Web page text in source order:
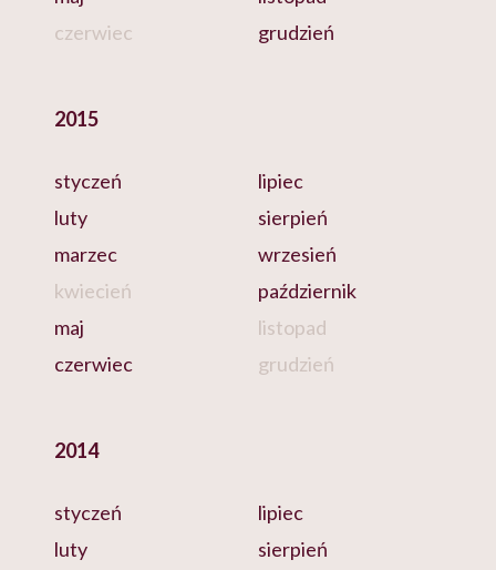
czerwiec
grudzień
2015
styczeń
luty
marzec
kwiecień
maj
czerwiec
lipiec
sierpień
wrzesień
październik
listopad
grudzień
2014
styczeń
luty
lipiec
sierpień